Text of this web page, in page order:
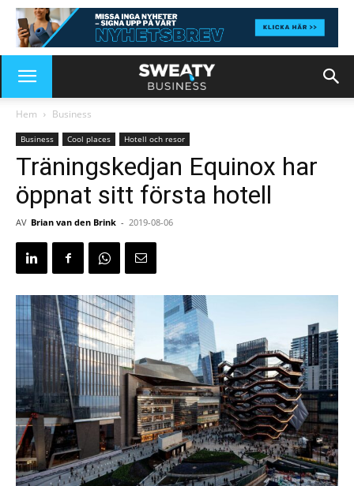
Hem Business
Business Cool places Hotell och resor
Träningskedjan Equinox har
öppnat sitt första hotell
AV Brian van den Brink - 2019-08-06